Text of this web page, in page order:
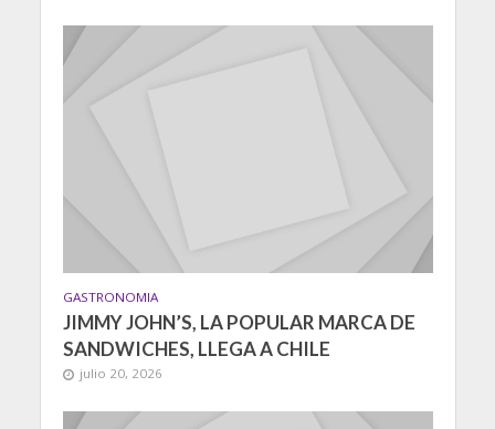
GASTRONOMIA
JIMMY JOHN’S, LA POPULAR MARCA DE
SANDWICHES, LLEGA A CHILE
julio 20, 2026